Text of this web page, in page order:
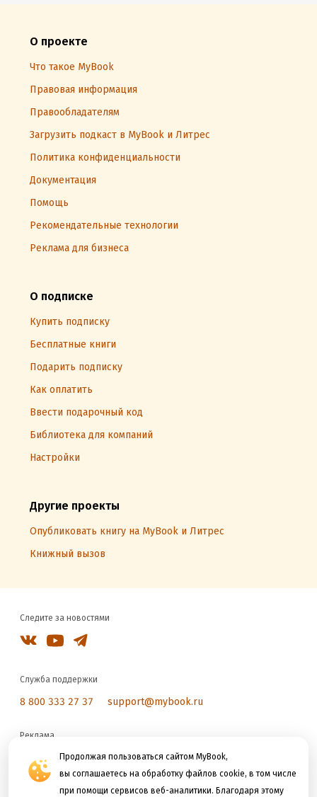
Продолжая пользоваться сайтом MyBook,
вы соглашаетесь на обработку файлов cookie, в том числе
при помощи сервисов веб-аналитики. Благодаря этому
О проекте
Что такое MyBook
Правовая информация
Правообладателям
Загрузить подкаст в MyBook и Литрес
Политика конфиденциальности
Документация
Помощь
Рекомендательные технологии
Реклама для бизнеса
О подписке
Купить подписку
Бесплатные книги
Подарить подписку
Как оплатить
Ввести подарочный код
Библиотека для компаний
Настройки
Другие проекты
Опубликовать книгу на MyBook и Литрес
Книжный вызов
Следите за новостями
Служба поддержки
8 800 333 27 37 support@mybook.ru
Реклама
reklama@litres.ru
Мы принимаем к оплате